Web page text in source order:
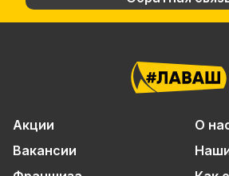
Акции
О
Вакансии